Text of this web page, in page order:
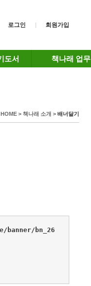
로그인 회원가입
도서 책나래 업무
HOME > 책나래 소개 > 배너달기
bn_26